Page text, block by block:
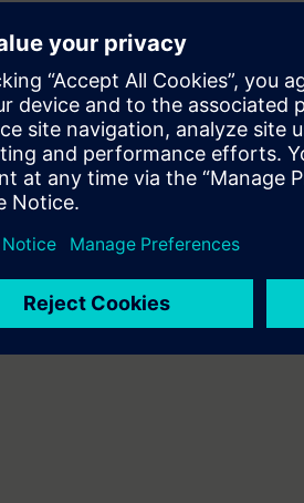
(FC & FB) – Características
Características
Proyectos
e interpretación de fallos, conociendo
la arquitectura y estructura de
edición de
digitales.
digital e informática (buen manejo